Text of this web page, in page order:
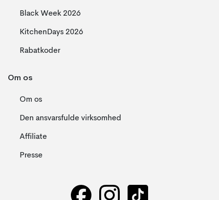
Black Week 2026
KitchenDays 2026
Rabatkoder
Om os
Om os
Den ansvarsfulde virksomhed
Affiliate
Presse